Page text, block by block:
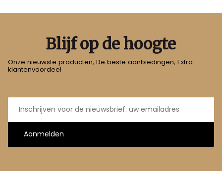
Blijf op de hoogte
Onze nieuwste producten, De beste aanbiedingen, Extra
klantenvoordeel
E-
mailadres
Aanmelden